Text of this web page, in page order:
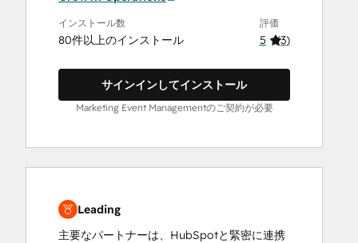
インストール数
80件以上のインストール
評価
5 (3)
サインインしてインストール
Marketing Event Managementのご契約が必要
Leading
主要なパートナーは、HubSpotと緊密に連携